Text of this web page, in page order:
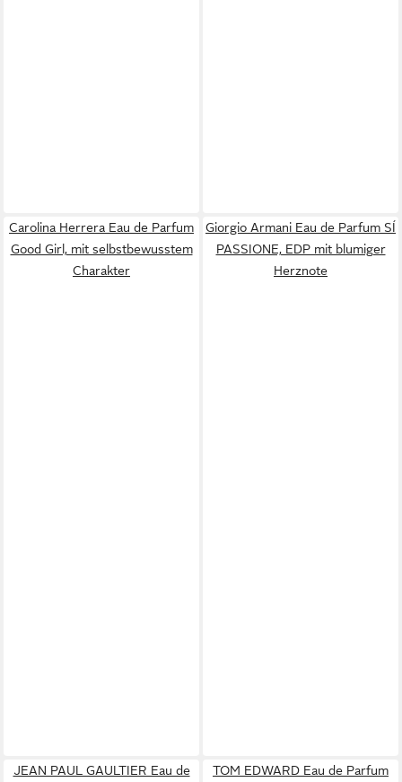
Carolina Herrera Eau de Parfum
Good Girl, mit selbstbewusstem
Charakter
Giorgio Armani Eau de Parfum SÍ
PASSIONE, EDP mit blumiger
Herznote
JEAN PAUL GAULTIER Eau de
TOM EDWARD Eau de Parfum